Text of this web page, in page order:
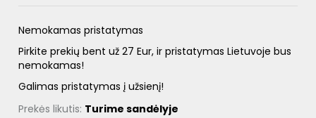
Nemokamas pristatymas
Pirkite prekių bent už 27 Eur, ir pristatymas Lietuvoje bus
nemokamas!
Galimas pristatymas į užsienį!
Prekės likutis: Turime sandėlyje